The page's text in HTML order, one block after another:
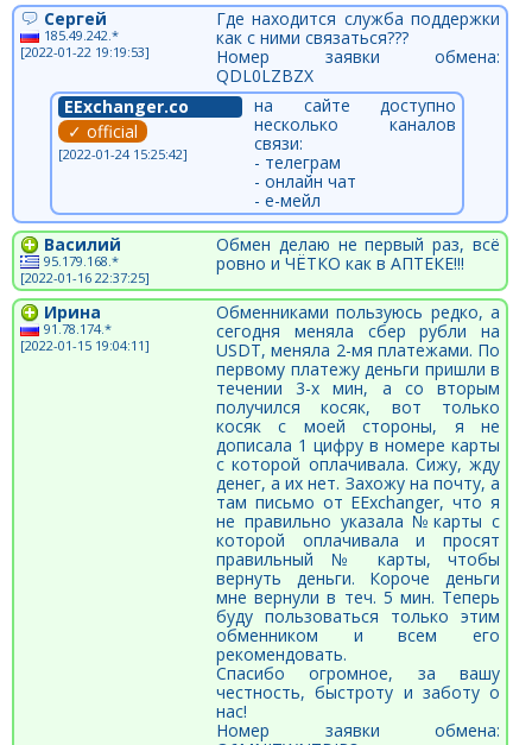
Сергей
185.49.242.*
[2022-01-22 19:19:53]
Где находится служба поддержки
как с ними связаться???
Номер заявки обмена:
QDL0LZBZX
EExchanger.co
✓ official
[2022-01-24 15:25:42]
на сайте доступно
несколько каналов
связи:
- телеграм
- онлайн чат
- е-мейл
Василий
95.179.168.*
[2022-01-16 22:37:25]
Обмен делаю не первый раз, всё
ровно и ЧЁТКО как в АПТЕКЕ!!!
Ирина
91.78.174.*
[2022-01-15 19:04:11]
Обменниками пользуюсь редко, а
сегодня меняла сбер рубли на
USDT, меняла 2-мя платежами. По
первому платежу деньги пришли в
течении 3-х мин, а со вторым
получился косяк, вот только
косяк с моей стороны, я не
дописала 1 цифру в номере карты
с которой оплачивала. Сижу, жду
денег, а их нет. Захожу на почту, а
там письмо от EExchanger, что я
не правильно указала №карты с
которой оплачивала и просят
правильный № карты, чтобы
вернуть деньги. Короче деньги
мне вернули в теч. 5 мин. Теперь
буду пользоваться только этим
обменником и всем его
рекомендовать.
Спасибо огромное, за вашу
честность, быстроту и заботу о
нас!
Номер заявки обмена: